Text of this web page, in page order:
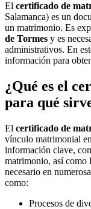
El certificado de
Salamanca) es un
un matrimonio. Es
de Tormes y es
administrativos. En
información para
¿Qué es el
para qué
El certificado de
vínculo matrimonial
información clave,
matrimonio, así como
necesario en
como:
Procesos de